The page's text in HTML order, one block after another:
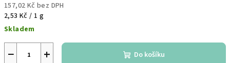
157,02 Kč bez DPH
Měrná
cena:
2,53 Kč / 1 g
Skladem
+
− Do košíku